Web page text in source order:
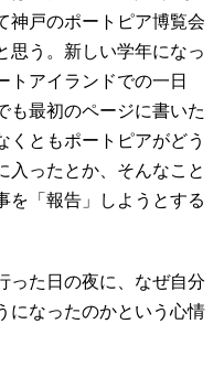
神戸のポートピア博覧会
思う。新しい学年になっ
トアイランドでの一日
も最初のページに書いた
くともポートピアがどう
入ったとか、そんなこと
を「報告」しようとする
った日の夜に、なぜ自分
になったのかという心情